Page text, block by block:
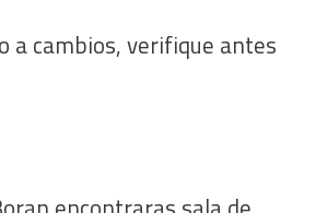
a cambios, verifique antes